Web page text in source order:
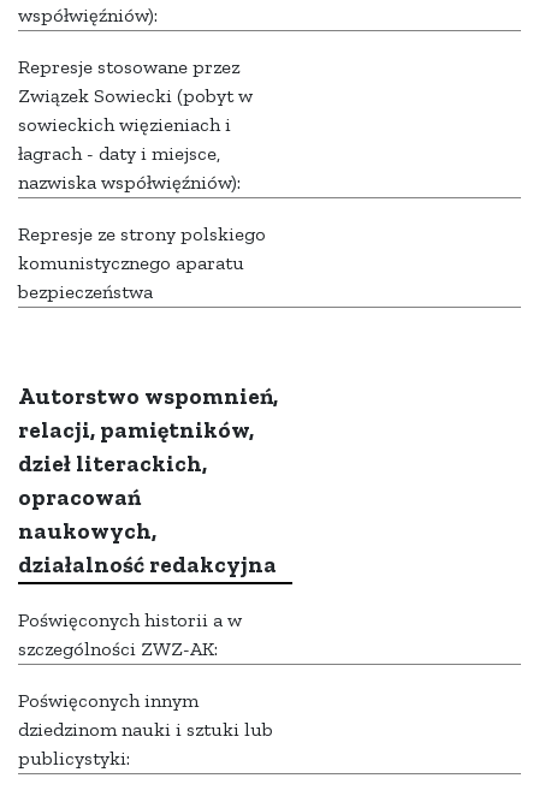
współwięźniów):
Represje stosowane przez
Związek Sowiecki (pobyt w
sowieckich więzieniach i
łagrach - daty i miejsce,
nazwiska współwięźniów):
Represje ze strony polskiego
komunistycznego aparatu
bezpieczeństwa
Autorstwo wspomnień,
relacji, pamiętników,
dzieł literackich,
opracowań
naukowych,
działalność redakcyjna
Poświęconych historii a w
szczególności ZWZ-AK:
Poświęconych innym
dziedzinom nauki i sztuki lub
publicystyki: